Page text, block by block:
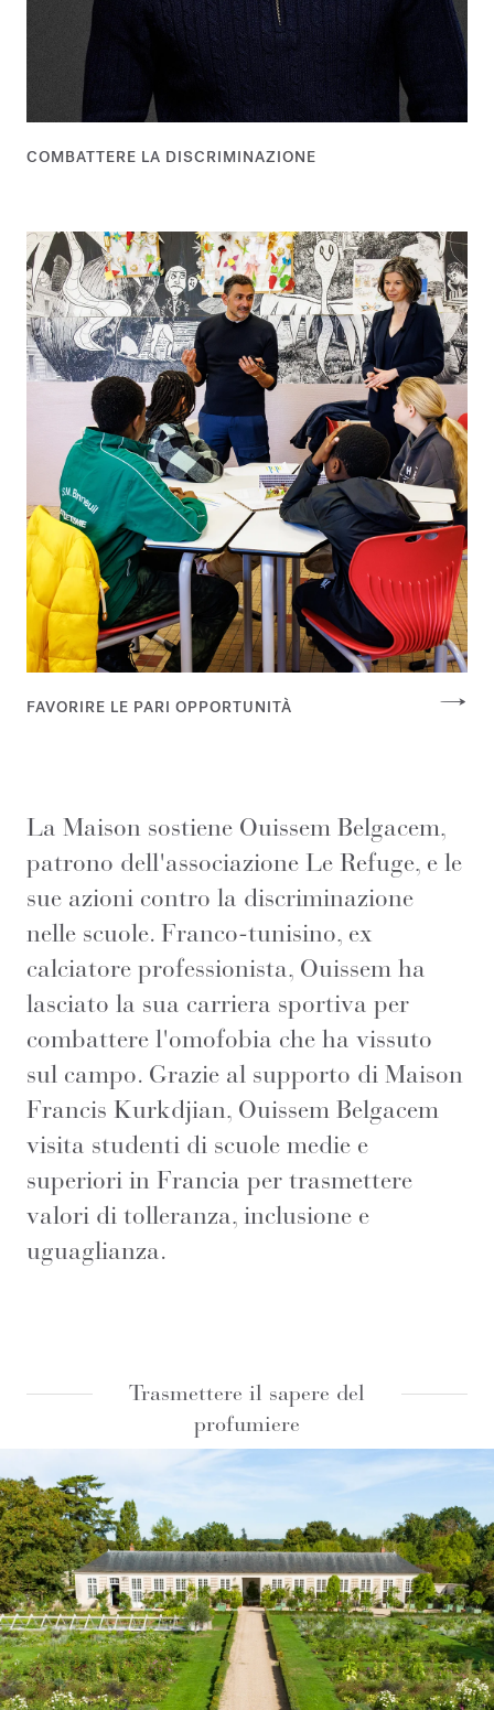
COMBATTERE LA DISCRIMINAZIONE
FAVORIRE LE PARI OPPORTUNITÀ
La Maison sostiene Ouissem Belgacem,
patrono dell'associazione Le Refuge, e le
sue azioni contro la discriminazione
nelle scuole. Franco-tunisino, ex
calciatore professionista, Ouissem ha
lasciato la sua carriera sportiva per
combattere l'omofobia che ha vissuto
sul campo. Grazie al supporto di Maison
Francis Kurkdjian, Ouissem Belgacem
visita studenti di scuole medie e
superiori in Francia per trasmettere
valori di tolleranza, inclusione e
uguaglianza.
Trasmettere il sapere del
profumiere